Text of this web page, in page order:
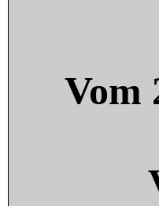
Vom